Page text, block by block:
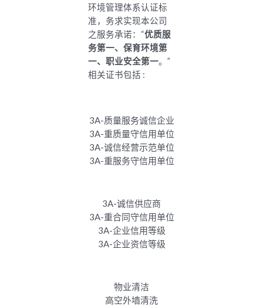
环境管理体系认证标
准，务求实现本公司
之服务承诺：“优质服
务第一、保育环境第
一、职业安全第一。”
相关证书包括 :
3A-质量服务诚信企业
3A-重质量守信用单位
3A-诚信经营示范单位
3A-重服务守信用单位
3A-诚信供应商
3A-重合同守信用单位
3A-企业信用等级
3A-企业资信等级
物业清洁
高空外墙清洗